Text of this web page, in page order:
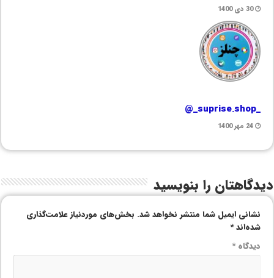
30 دی 1400
_suprise.shop_@
24 مهر 1400
دیدگاهتان را بنویسید
نشانی ایمیل شما منتشر نخواهد شد. بخش‌های موردنیاز علامت‌گذاری
شده‌اند*
دیدگاه*